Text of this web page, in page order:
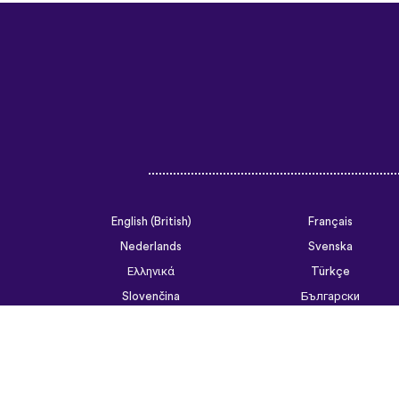
English (British)
Français
Nederlands
Svenska
Ελληνικά
Türkçe
Slovenčina
Български